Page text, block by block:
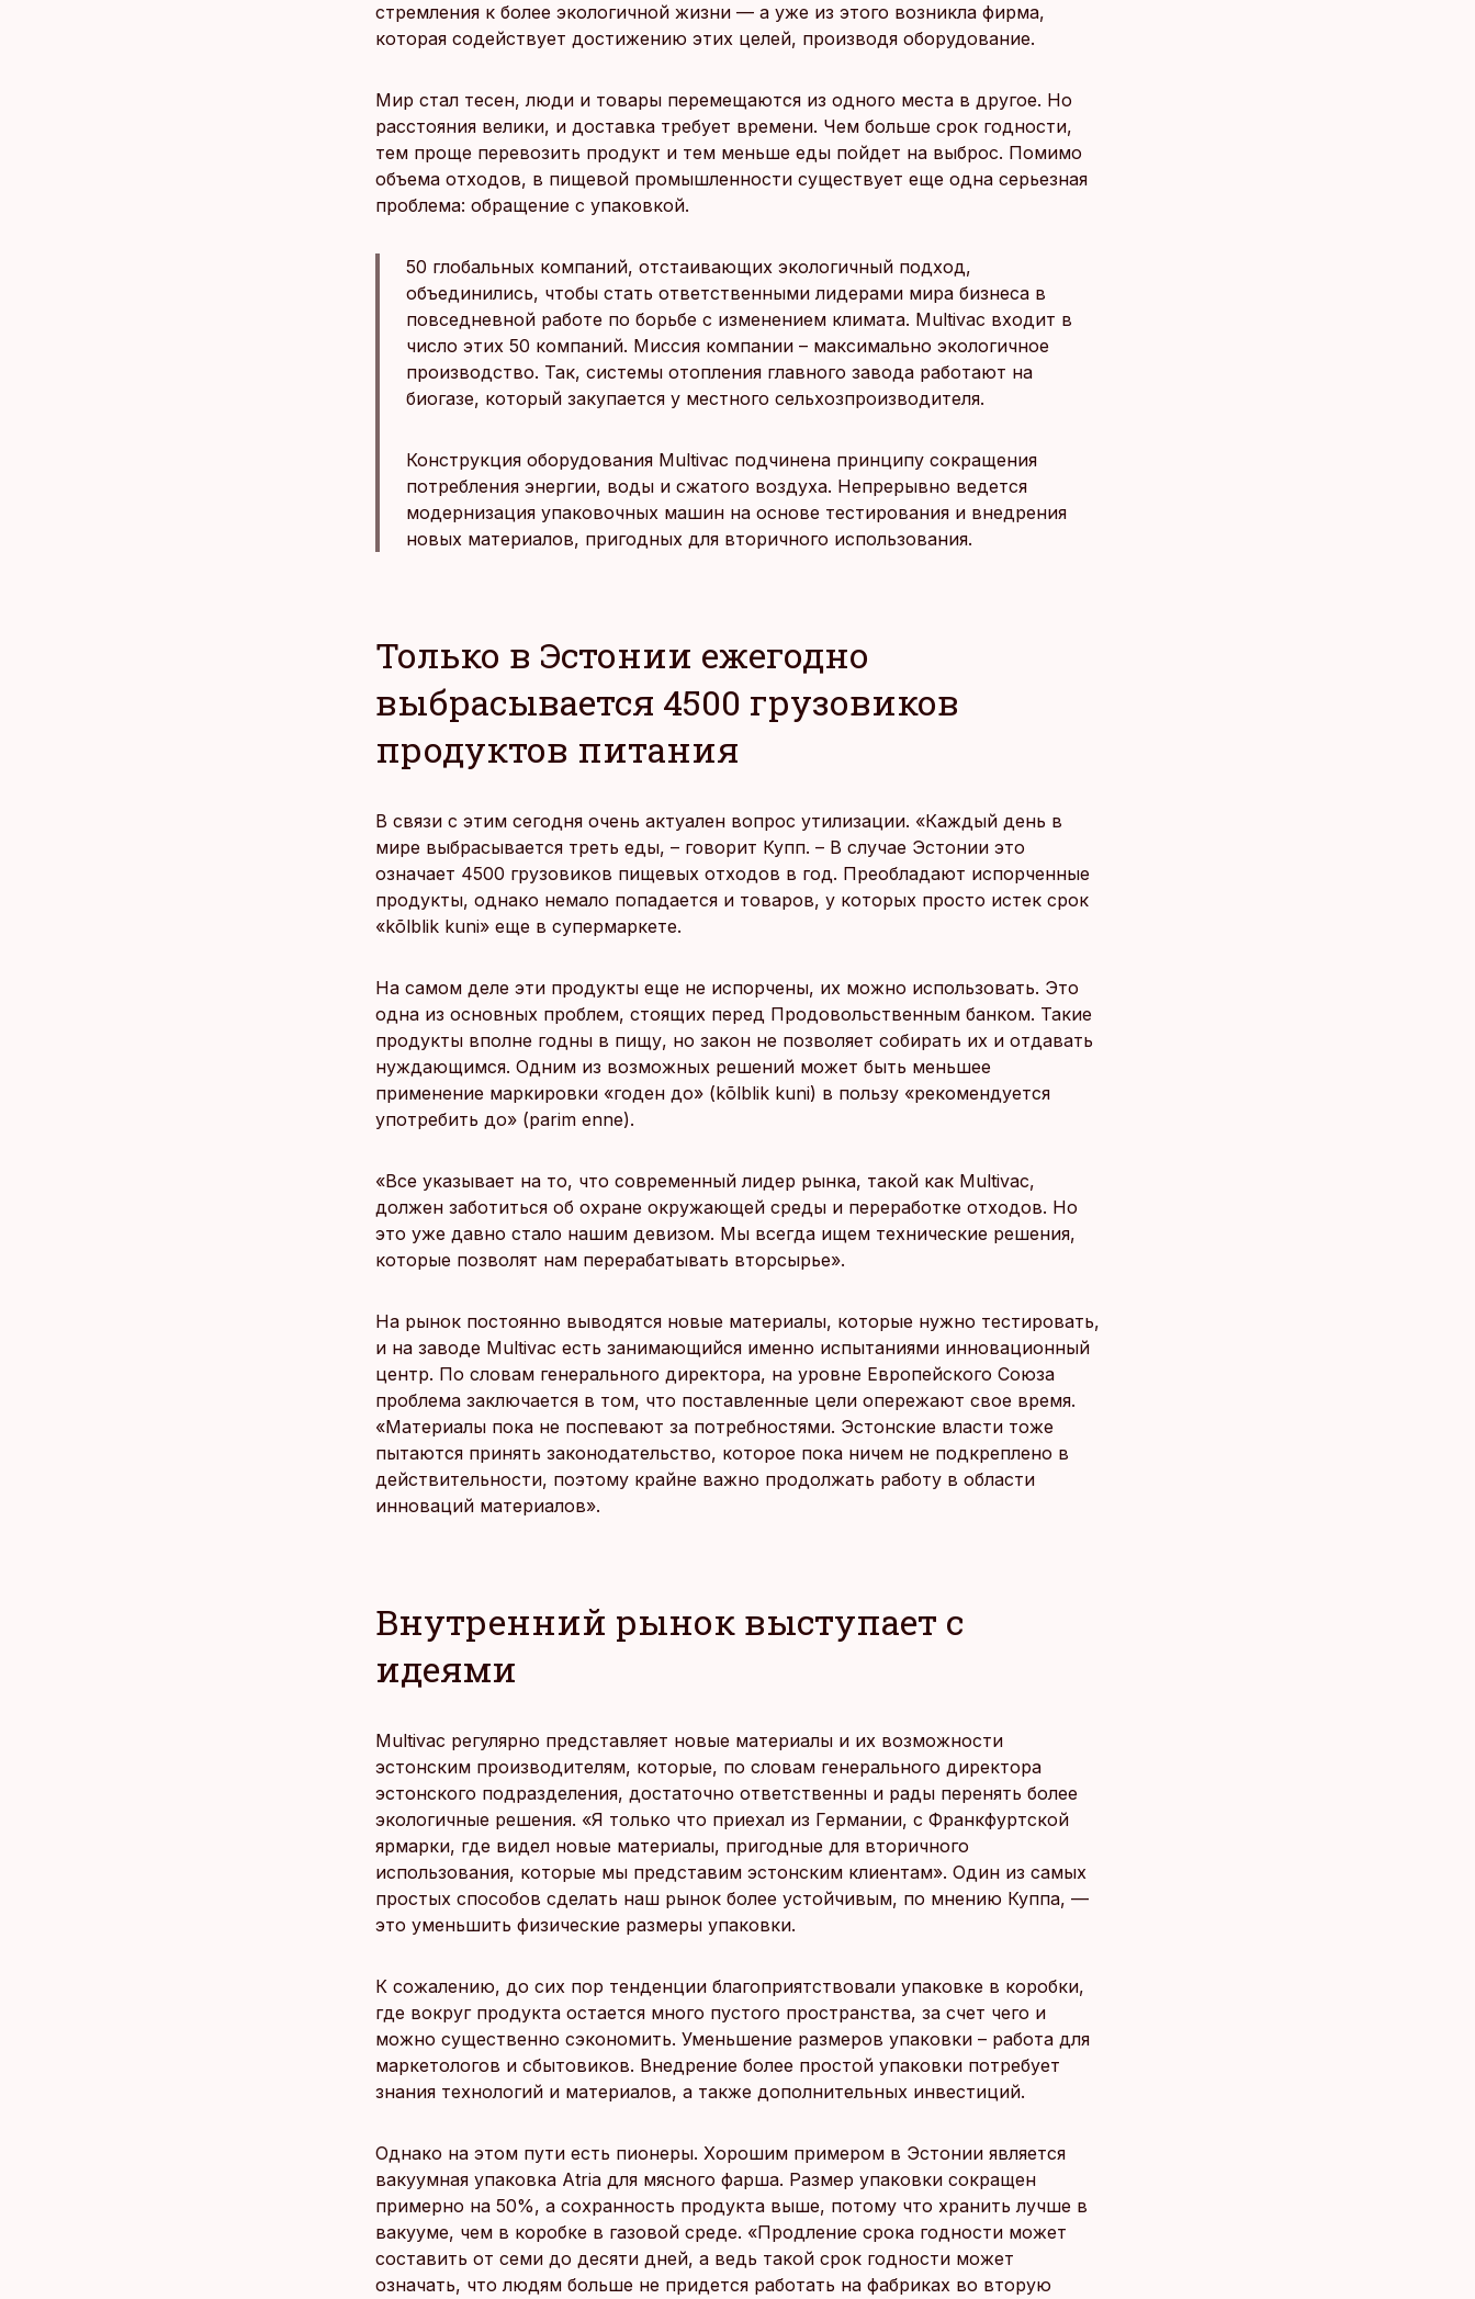
стремления к более экологичной жизни — а уже из этого возникла фирма,
которая содействует достижению этих целей, производя оборудование.
Мир стал тесен, люди и товары перемещаются из одного места в другое. Но
расстояния велики, и доставка требует времени. Чем больше срок годности,
тем проще перевозить продукт и тем меньше еды пойдет на выброс. Помимо
объема отходов, в пищевой промышленности существует еще одна серьезная
проблема: обращение с упаковкой.
50 глобальных компаний, отстаивающих экологичный подход,
объединились, чтобы стать ответственными лидерами мира бизнеса в
повседневной работе по борьбе с изменением климата. Multivac входит в
число этих 50 компаний. Миссия компании – максимально экологичное
производство. Так, системы отопления главного завода работают на
биогазе, который закупается у местного сельхозпроизводителя.
Конструкция оборудования Multivac подчинена принципу сокращения
потребления энергии, воды и сжатого воздуха. Непрерывно ведется
модернизация упаковочных машин на основе тестирования и внедрения
новых материалов, пригодных для вторичного использования.
Только в Эстонии ежегодно
выбрасывается 4500 грузовиков
продуктов питания
В связи с этим сегодня очень актуален вопрос утилизации. «Каждый день в
мире выбрасывается треть еды, – говорит Купп. – В случае Эстонии это
означает 4500 грузовиков пищевых отходов в год. Преобладают испорченные
продукты, однако немало попадается и товаров, у которых просто истек срок
«kõlblik kuni» еще в супермаркете.
На самом деле эти продукты еще не испорчены, их можно использовать. Это
одна из основных проблем, стоящих перед Продовольственным банком. Такие
продукты вполне годны в пищу, но закон не позволяет собирать их и отдавать
нуждающимся. Одним из возможных решений может быть меньшее
применение маркировки «годен до» (kõlblik kuni) в пользу «рекомендуется
употребить до» (parim enne).
«Все указывает на то, что современный лидер рынка, такой как Multivac,
должен заботиться об охране окружающей среды и переработке отходов. Но
это уже давно стало нашим девизом. Мы всегда ищем технические решения,
которые позволят нам перерабатывать вторсырье».
На рынок постоянно выводятся новые материалы, которые нужно тестировать,
и на заводе Multivac есть занимающийся именно испытаниями инновационный
центр. По словам генерального директора, на уровне Европейского Союза
проблема заключается в том, что поставленные цели опережают свое время.
«Материалы пока не поспевают за потребностями. Эстонские власти тоже
пытаются принять законодательство, которое пока ничем не подкреплено в
действительности, поэтому крайне важно продолжать работу в области
инноваций материалов».
Внутренний рынок выступает с
идеями
Multivac регулярно представляет новые материалы и их возможности
эстонским производителям, которые, по словам генерального директора
эстонского подразделения, достаточно ответственны и рады перенять более
экологичные решения. «Я только что приехал из Германии, с Франкфуртской
ярмарки, где видел новые материалы, пригодные для вторичного
использования, которые мы представим эстонским клиентам». Один из самых
простых способов сделать наш рынок более устойчивым, по мнению Куппа, —
это уменьшить физические размеры упаковки.
К сожалению, до сих пор тенденции благоприятствовали упаковке в коробки,
где вокруг продукта остается много пустого пространства, за счет чего и
можно существенно сэкономить. Уменьшение размеров упаковки – работа для
маркетологов и сбытовиков. Внедрение более простой упаковки потребует
знания технологий и материалов, а также дополнительных инвестиций.
Однако на этом пути есть пионеры. Хорошим примером в Эстонии является
вакуумная упаковка Atria для мясного фарша. Размер упаковки сокращен
примерно на 50%, а сохранность продукта выше, потому что хранить лучше в
вакууме, чем в коробке в газовой среде. «Продление срока годности может
составить от семи до десяти дней, а ведь такой срок годности может
означать, что людям больше не придется работать на фабриках во вторую